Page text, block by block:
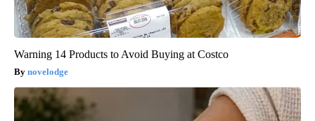
Warning 14 Products to Avoid Buying at Costco
novelodge